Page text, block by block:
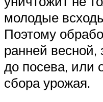
молодые
Поэтому
ранней весной,
до посева, или
сбора урожая.